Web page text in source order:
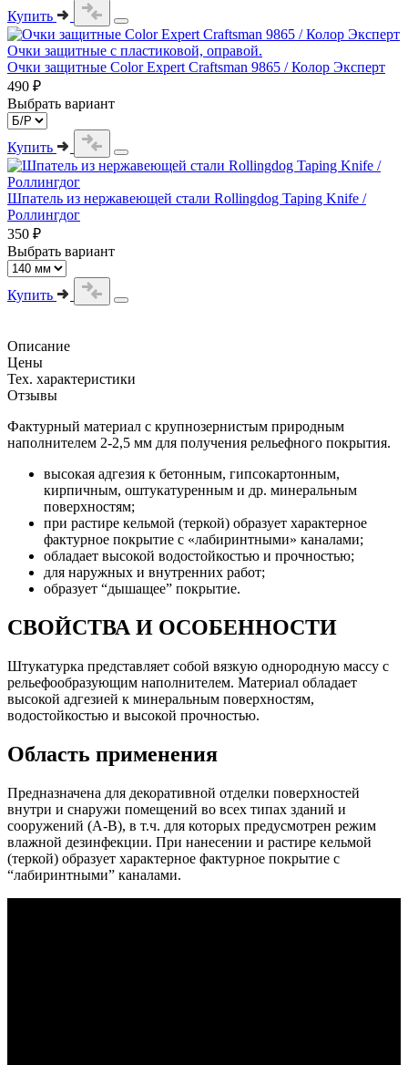
Купить
Очки защитные с пластиковой, оправой.
Очки защитные Color Expert Craftsman 9865 / Колор Эксперт
490 ₽
Выбрать вариант
Купить
Шпатель из нержавеющей стали Rollingdog Taping Knife /
Роллингдог
350 ₽
Выбрать вариант
Купить
Описание
Цены
Тех. характеристики
Отзывы
Фактурный материал с крупнозернистым природным
наполнителем 2-2,5 мм для получения рельефного покрытия.
высокая адгезия к бетонным, гипсокартонным,
кирпичным, оштукатуренным и др. минеральным
поверхностям;
при растире кельмой (теркой) образует характерное
фактурное покрытие с «лабиринтными» каналами;
обладает высокой водостойкостью и прочностью;
для наружных и внутренних работ;
образует “дышащее” покрытие.
СВОЙСТВА И ОСОБЕННОСТИ
Штукатурка представляет собой вязкую однородную массу с
рельефообразующим наполнителем. Материал обладает
высокой адгезией к минеральным поверхностям,
водостойкостью и высокой прочностью.
Область применения
Предназначена для декоративной отделки поверхностей
внутри и снаружи помещений во всех типах зданий и
сооружений (А-В), в т.ч. для которых предусмотрен режим
влажной дезинфекции. При нанесении и растире кельмой
(теркой) образует характерное фактурное покрытие с
“лабиринтными” каналами.